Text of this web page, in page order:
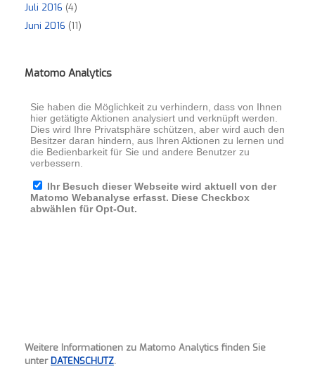
Juli 2016 (4)
Juni 2016 (11)
Matomo Analytics
Weitere Informationen zu Matomo Analytics finden Sie
unter DATENSCHUTZ.